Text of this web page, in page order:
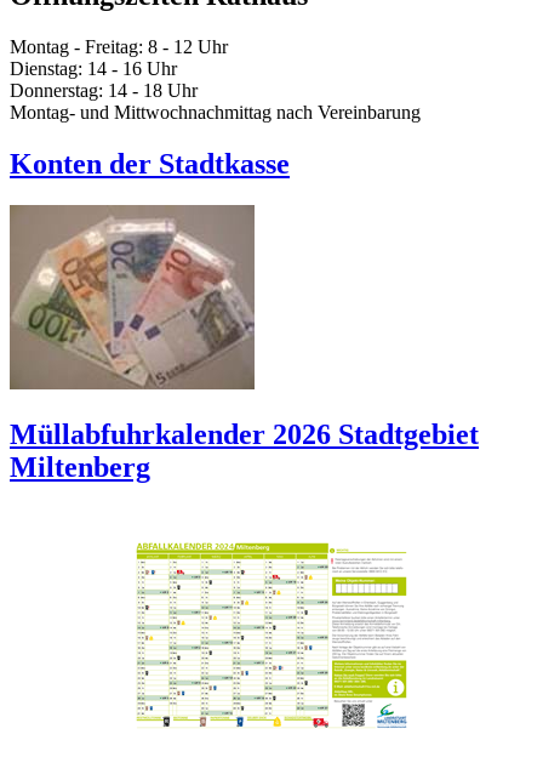
Montag - Freitag: 8 - 12 Uhr
Dienstag: 14 - 16 Uhr
Donnerstag: 14 - 18 Uhr
Montag- und Mittwochnachmittag nach Vereinbarung
Konten der Stadtkasse
Müllabfuhrkalender 2026 Stadtgebiet
Miltenberg